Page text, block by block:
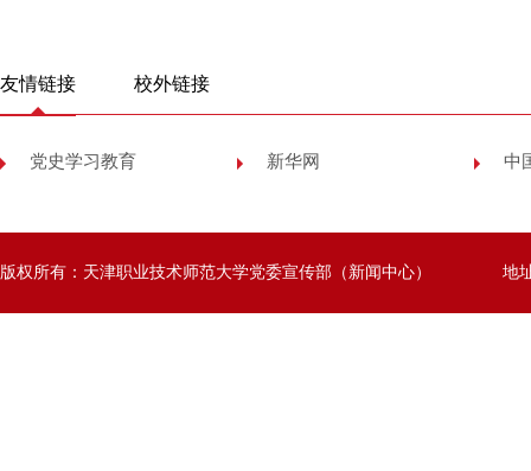
友情链接 校外链接
党史学习教育 新华网 中
版权所有：天津职业技术师范大学党委宣传部（新闻中心） 地